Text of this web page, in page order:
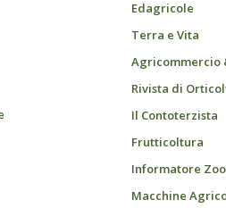
Edagricole
Terra e Vita
Agricommercio
Rivista di
Il Contoterzista
Frutticoltura
Informatore
Macchine